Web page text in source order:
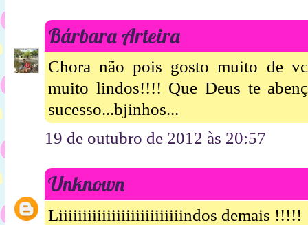
Bárbara Arteira
Chora não pois gosto muito de
muito lindos!!!! Que Deus te
sucesso...bjinhos...
19 de outubro de 2012 às 20:57
Unknown
Liiiiiiiiiiiiiiiiiiiiiiiiiindos demais !!!!!